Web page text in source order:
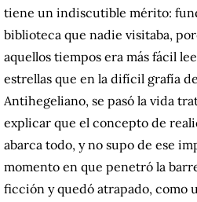
tiene un indiscutible mérito:
biblioteca que nadie visitaba,
aquellos tiempos era más fácil
estrellas que en la difícil grafía
Antihegeliano, se pasó la vida
explicar que el concepto de
abarca todo, y no supo de ese
momento en que penetró la
ficción y quedó atrapado, como